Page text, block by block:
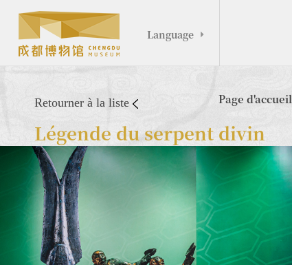
Language 
Page d'accueil
Retourner à la liste
Légende du serpent divin